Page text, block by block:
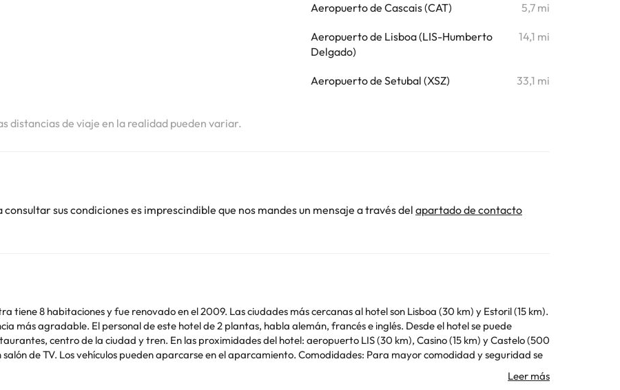
Aeropuerto de Cascais (CAT) 5,7 mi
Aeropuerto de Lisboa (LIS-Humberto
Delgado)
14,1 mi
Aeropuerto de Setubal (XSZ) 33,1 mi
distancias de viaje en la realidad pueden variar.
sus condiciones es imprescindible que nos mandes un mensaje a través del apartado de contacto
tiene 8 habitaciones y fue renovado en el 2009. Las ciudades más cercanas al hotel son Lisboa (30 km) y Estoril (15 km).
más agradable. El personal de este hotel de 2 plantas, habla alemán, francés e inglés. Desde el hotel se puede
centro de la ciudad y tren. En las proximidades del hotel: aeropuerto LIS (30 km), Casino (15 km) y Castelo (500
pueden aparcarse en el aparcamiento. Comodidades: Para mayor comodidad y seguridad se